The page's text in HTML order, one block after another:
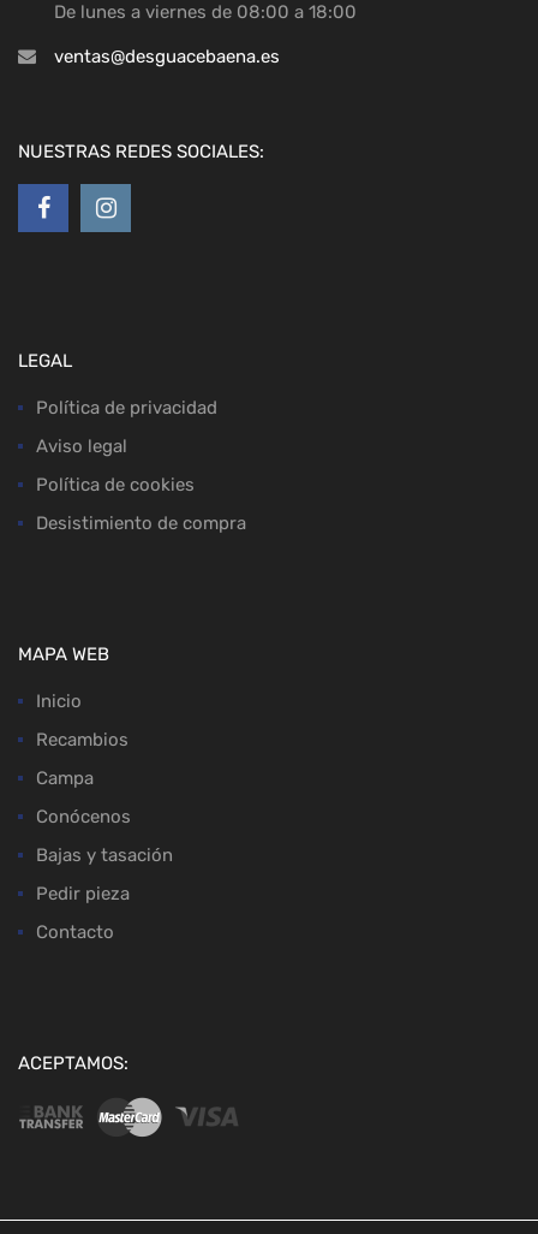
De lunes a viernes de 08:00 a 18:00
ventas@desguacebaena.es
NUESTRAS REDES SOCIALES:
LEGAL
Política de privacidad
Aviso legal
Política de cookies
Desistimiento de compra
MAPA WEB
Inicio
Recambios
Campa
Conócenos
Bajas y tasación
Pedir pieza
Contacto
ACEPTAMOS: